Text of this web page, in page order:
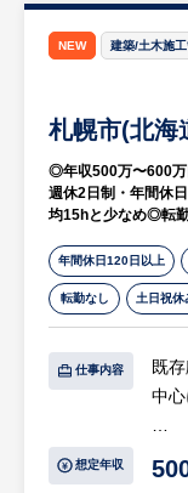
新
き合
札
ム
の
を
す。
NEW 建築/土木施
札幌市(北海
◎年収500万〜600
週休2日制・年間休
均15hと少なめ◎転
年間休日120日以上
転勤なし 土日祝休
仕事内容
既
中心
・
想定年収